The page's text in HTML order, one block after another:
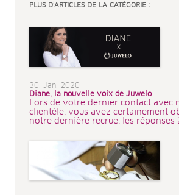
PLUS D’ARTICLES DE LA CATÉGORIE :
30. Jan. 2020
Diane, la nouvelle voix de Juwelo
Lors de votre dernier contact avec
clientèle, vous avez certainement
notre dernière recrue, les réponses